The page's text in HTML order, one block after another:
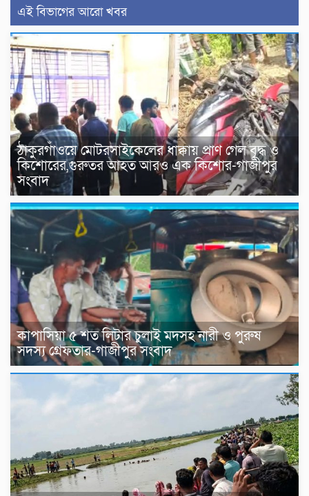
এই বিভাগের আরো খবর
ঠাকুরগাঁওয়ে মোটরসাইকেলের ধাক্কায় প্রাণ গেল বৃদ্ধ ও
কিশোরের,গুরুতর আহত আরও এক কিশোর-গাজীপুর
সংবাদ
কাপাসিয়া ৫ শত লিটার চুলাই মদসহ নারী ও পুরুষ
সদস্য গ্রেফতার-গাজীপুর সংবাদ